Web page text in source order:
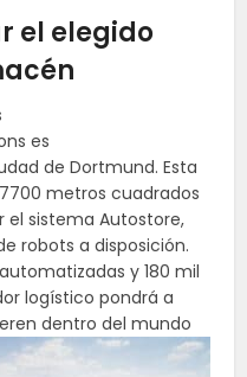
el elegido
es
de Dortmund. Esta
metros cuadrados
el sistema Autostore,
robots a disposición.
y 180 mil
logístico pondrá a
dentro del mundo